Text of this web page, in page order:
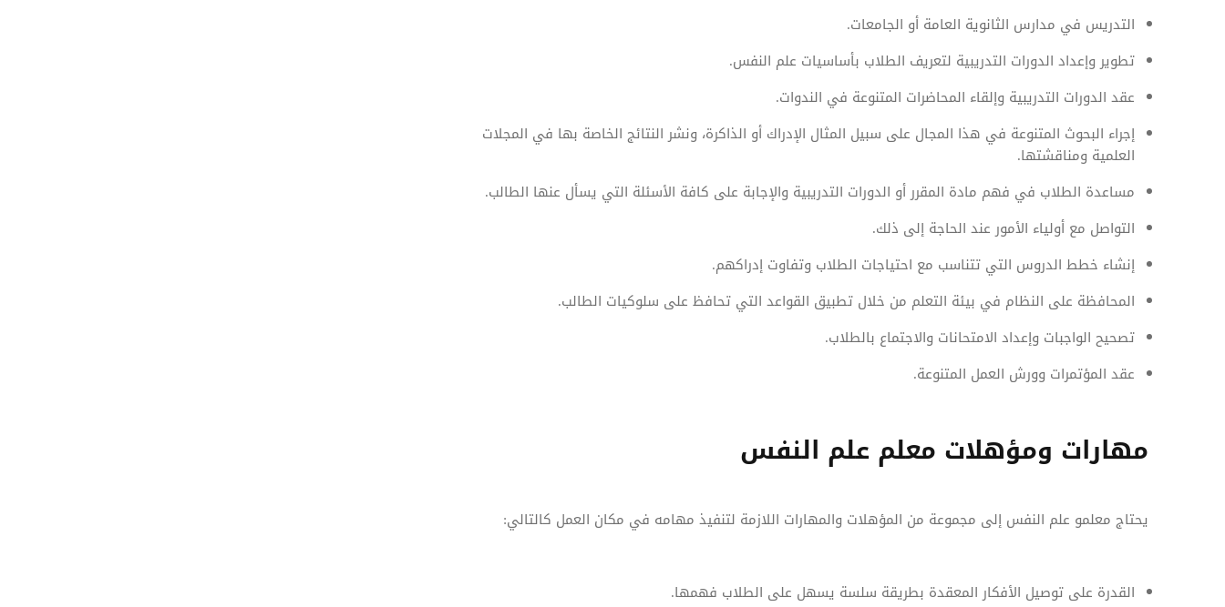
التدريس في مدارس الثانوية العامة أو الجامعات.
تطوير وإعداد الدورات التدريبية لتعريف الطلاب بأساسيات علم النفس.
عقد الدورات التدريبية وإلقاء المحاضرات المتنوعة في الندوات.
إجراء البحوث المتنوعة في هذا المجال على سبيل المثال الإدراك أو الذاكرة، ونشر النتائج الخاصة بها في المجلات
العلمية ومناقشتها.
مساعدة الطلاب في فهم مادة المقرر أو الدورات التدريبية والإجابة على كافة الأسئلة التي يسأل عنها الطالب.
التواصل مع أولياء الأمور عند الحاجة إلى ذلك.
إنشاء خطط الدروس التي تتناسب مع احتياجات الطلاب وتفاوت إدراكهم.
المحافظة على النظام في بيئة التعلم من خلال تطبيق القواعد التي تحافظ على سلوكيات الطالب.
تصحيح الواجبات وإعداد الامتحانات والاجتماع بالطلاب.
عقد المؤتمرات وورش العمل المتنوعة.
مهارات ومؤهلات معلم علم النفس
يحتاج معلمو علم النفس إلى مجموعة من المؤهلات والمهارات اللازمة لتنفيذ مهامه في مكان العمل كالتالي:
القدرة على توصيل الأفكار المعقدة بطريقة سلسة يسهل على الطلاب فهمها.